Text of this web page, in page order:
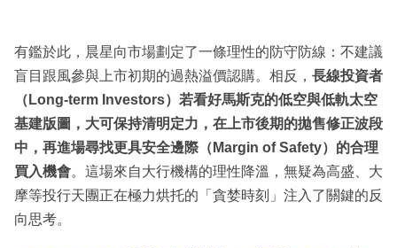
有鑑於此，晨星向市場劃定了一條理性的防守防線：不建議
盲目跟風參與上市初期的過熱溢價認購。相反， 長線投資者
（Long-term Investors）若看好馬斯克的低空與低軌太空
基建版圖，大可保持清明定力，在上市後期的拋售修正波段
中，再進場尋找更具安全邊際（Margin of Safety）的合理
買入機會。這場來自大行機構的理性降溫，無疑為高盛、大
摩等投行天團正在極力烘托的「貪婪時刻」注入了關鍵的反
向思考。